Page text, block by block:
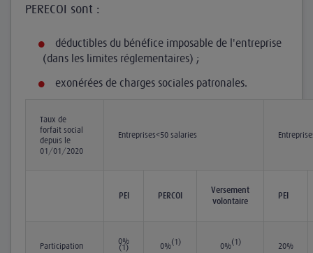
PERECOI sont :
déductibles du bénéfice imposable de l'entreprise
(dans les limites réglementaires) ;
exonérées de charges sociales patronales.
Taux de
forfait social
depuis le
01/01/2020
Entreprises<50 salariés
PEI PERCOI
Versement
volontaire
PEI
Participation
0%
(1) 0%(1) 0%(1) 20%